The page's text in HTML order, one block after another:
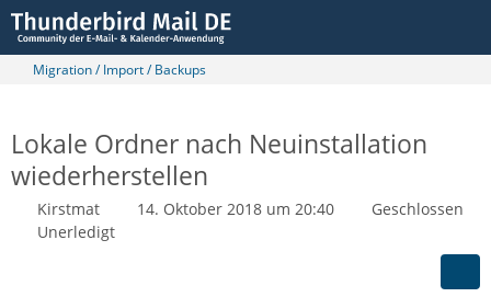
Migration / Import / Backups
Lokale Ordner nach Neuinstallation
wiederherstellen
Kirstmat 14. Oktober 2018 um 20:40
Geschlossen
Unerledigt